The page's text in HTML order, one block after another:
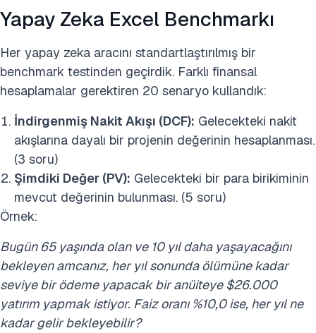
Yapay Zeka Excel Benchmarkı
Her yapay zeka aracını standartlaştırılmış bir
benchmark testinden geçirdik. Farklı finansal
hesaplamalar gerektiren 20 senaryo kullandık:
İndirgenmiş Nakit Akışı (DCF): Gelecekteki nakit
akışlarına dayalı bir projenin değerinin hesaplanması.
(3 soru)
Şimdiki Değer (PV): Gelecekteki bir para birikiminin
mevcut değerinin bulunması. (5 soru)
Örnek:
Bugün 65 yaşında olan ve 10 yıl daha yaşayacağını
bekleyen amcanız, her yıl sonunda ölümüne kadar
seviye bir ödeme yapacak bir anüiteye $26.000
yatırım yapmak istiyor. Faiz oranı %10,0 ise, her yıl ne
kadar gelir bekleyebilir?